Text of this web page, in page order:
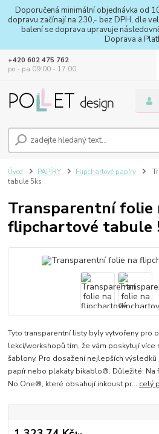
Doporučená minimální objednávka od
dopravu začínají na 230,- bez DPH, dle
balení se doprava upravuje
Doprava a
+420 602 475 762
po - pa 09:00 - 17:00
Úvod PAPÍRY Flipchartové papíry
tabule 5ks
Transparentní folie
flipchartové tabule
Tyto transparentní listy byly vytvořeny pro
lekcí/workshopů tím, že vám poskytují více
šablony. Pro dosažení nejlepších
papír nebo plakáty bikablo®. Důležité: Na
No.One®, které obsahují inkoust pr... celý